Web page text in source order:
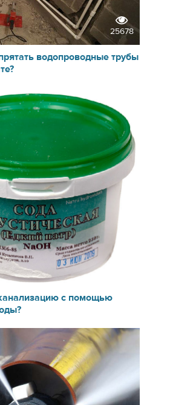
25678
водопроводные трубы
с помощью